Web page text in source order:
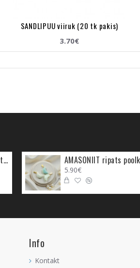
SANDLIPUU viiruk (20 tk pakis)
3.70€
HEMATIIT ripats inglitiib (metall)
5.90€
Info
Kontakt